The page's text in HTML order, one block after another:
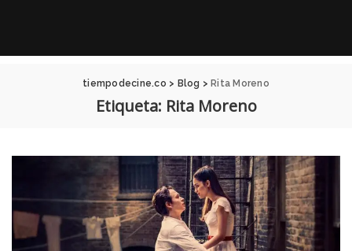
tiempodecine.co > Blog > Rita Moreno
Etiqueta: Rita Moreno